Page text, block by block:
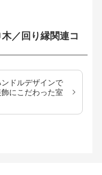
／回り縁関連コ
ドルデザインで
にこだわった室